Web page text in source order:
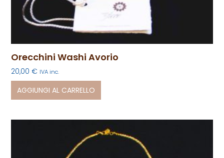
Orecchini Washi Avorio
20,00€ IVA inc.
AGGIUNGI AL CARRELLO